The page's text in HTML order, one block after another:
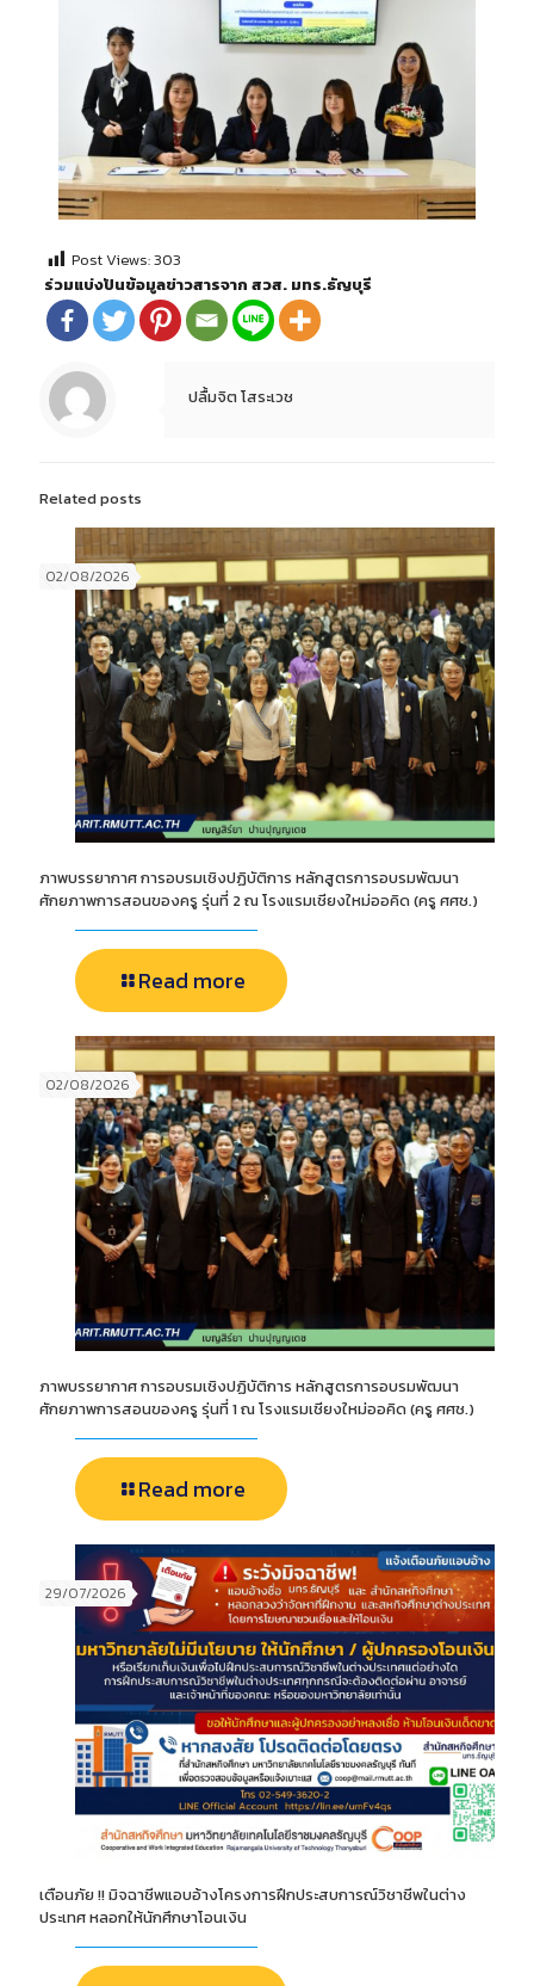
Post Views:303
ร่วมแบ่งปันข้อมูลข่าวสารจาก สวส. มทร.ธัญบุรี
ปลื้มจิต โสระเวช
Related posts
02/08/2026
ภาพบรรยากาศ การอบรมเชิงปฏิบัติการ หลักสูตรการอบรมพัฒนา
ศักยภาพการสอนของครู รุ่นที่ 2 ณ โรงแรมเชียงใหม่ออคิด (ครู ศศช.)
Read more
02/08/2026
ภาพบรรยากาศ การอบรมเชิงปฏิบัติการ หลักสูตรการอบรมพัฒนา
ศักยภาพการสอนของครู รุ่นที่ 1 ณ โรงแรมเชียงใหม่ออคิด (ครู ศศช.)
Read more
29/07/2026
เตือนภัย !! มิจฉาชีพแอบอ้างโครงการฝึกประสบการณ์วิชาชีพในต่าง
ประเทศ หลอกให้นักศึกษาโอนเงิน